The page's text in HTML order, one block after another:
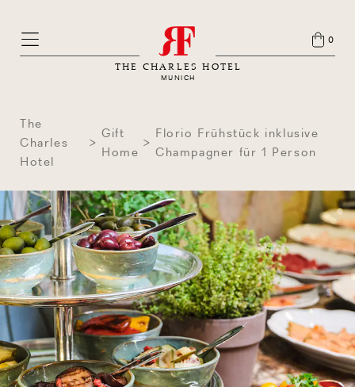
THE CHARLES HOTEL
MUNICH
0
The
Charles
Hotel
Gift
Home
Florio Frühstück inklusive
Champagner für 1 Person